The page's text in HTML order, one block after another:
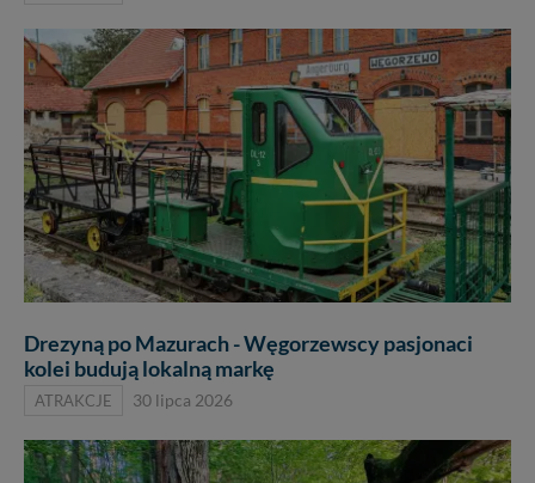
Drezyną po Mazurach - Węgorzewscy pasjonaci
kolei budują lokalną markę
ATRAKCJE 30 lipca 2026